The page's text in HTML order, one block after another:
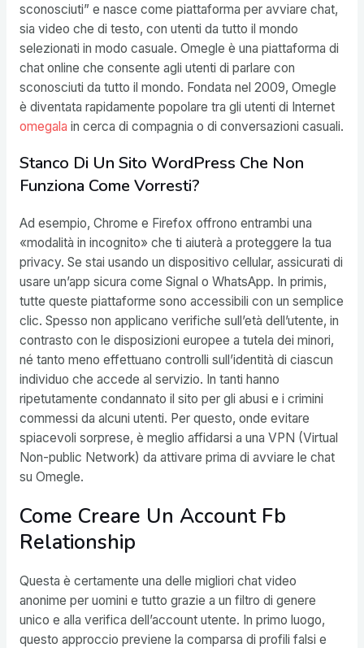
sconosciuti” e nasce come piattaforma per avviare chat,
sia video che di testo, con utenti da tutto il mondo
selezionati in modo casuale. Omegle è una piattaforma di
chat online che consente agli utenti di parlare con
sconosciuti da tutto il mondo. Fondata nel 2009, Omegle
è diventata rapidamente popolare tra gli utenti di Internet
omegala in cerca di compagnia o di conversazioni casuali.
Stanco Di Un Sito WordPress Che Non
Funziona Come Vorresti?
Ad esempio, Chrome e Firefox offrono entrambi una
«modalità in incognito» che ti aiuterà a proteggere la tua
privacy. Se stai usando un dispositivo cellular, assicurati di
usare un’app sicura come Signal o WhatsApp. In primis,
tutte queste piattaforme sono accessibili con un semplice
clic. Spesso non applicano verifiche sull’età dell’utente, in
contrasto con le disposizioni europee a tutela dei minori,
né tanto meno effettuano controlli sull’identità di ciascun
individuo che accede al servizio. In tanti hanno
ripetutamente condannato il sito per gli abusi e i crimini
commessi da alcuni utenti. Per questo, onde evitare
spiacevoli sorprese, è meglio affidarsi a una VPN (Virtual
Non-public Network) da attivare prima di avviare le chat
su Omegle.
Come Creare Un Account Fb
Relationship
Questa è certamente una delle migliori chat video
anonime per uomini e tutto grazie a un filtro di genere
unico e alla verifica dell’account utente. In primo luogo,
questo approccio previene la comparsa di profili falsi e